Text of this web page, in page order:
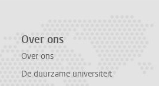
Over ons
Over ons
De duurzame universiteit